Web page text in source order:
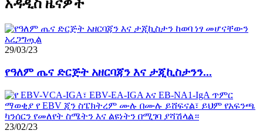
አዳዲስ ዜናዎች
29/03/23
የዓለም ጤና ድርጅት አዘርባጃን እና ታጂኪስታንን...
23/02/23